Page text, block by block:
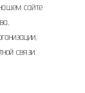
сайте
связи.